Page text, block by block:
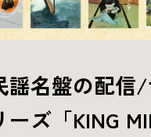
謡名盤の配信
ズ「KING